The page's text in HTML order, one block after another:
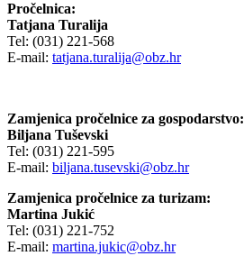
Pročelnica:
Tatjana Turalija
Tel: (031) 221-568
E-mail: tatjana.turalija@obz.hr
Zamjenica pročelnice za gospodarstvo:
Biljana Tuševski
Tel: (031) 221-595
E-mail: biljana.tusevski@obz.hr
Zamjenica pročelnice za turizam:
Martina Jukić
Tel: (031) 221-752
E-mail: martina.jukic@obz.hr